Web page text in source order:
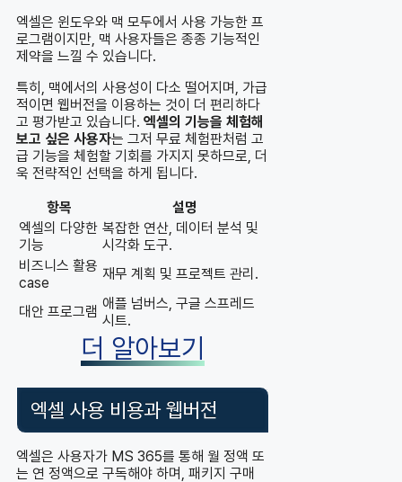
엑셀은 윈도우와 맥 모두에서 사용 가능한 프
로그램이지만, 맥 사용자들은 종종 기능적인
제약을 느낄 수 있습니다.
특히, 맥에서의 사용성이 다소 떨어지며, 가급
적이면 웹버전을 이용하는 것이 더 편리하다
고 평가받고 있습니다. 엑셀의 기능을 체험해
보고 싶은 사용자는 그저 무료 체험판처럼 고
급 기능을 체험할 기회를 가지지 못하므로, 더
욱 전략적인 선택을 하게 됩니다.
항목
설명
엑셀의 다양한
기능
복잡한 연산, 데이터 분석 및
시각화 도구.
비즈니스 활용
case
재무 계획 및 프로젝트 관리.
대안 프로그램 애플 넘버스, 구글 스프레드
시트.
더 알아보기
엑셀 사용 비용과 웹버전
엑셀은 사용자가 MS 365를 통해 월 정액 또
는 연 정액으로 구독해야 하며, 패키지 구매